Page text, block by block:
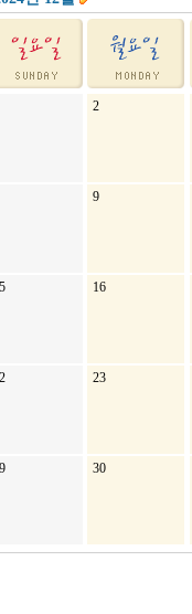
2
9
16
23
30